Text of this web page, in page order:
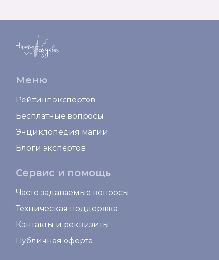
Меню
Рейтинг экспертов
Бесплатные вопросы
Энциклопедия магии
Блоги экспертов
Сервис и помощь
Часто задаваемые вопросы
Техническая поддержка
Контакты и реквизиты
Публичная оферта